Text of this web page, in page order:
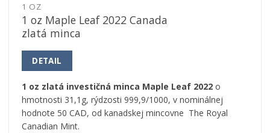
1 OZ
1 oz Maple Leaf 2022 Canada
zlatá minca
DETAIL
1 oz zlatá investičná minca Maple Leaf 2022o
hmotnosti 31,1g, rýdzosti 999,9/1000, v nominálnej
hodnote 50 CAD, od kanadskej mincovne The Royal
Canadian Mint.